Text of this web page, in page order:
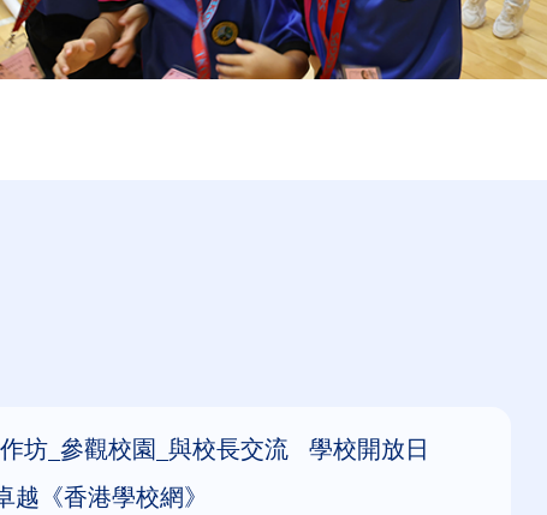
坊_參觀校園_與校長交流 學校開放日
《香港學校網》